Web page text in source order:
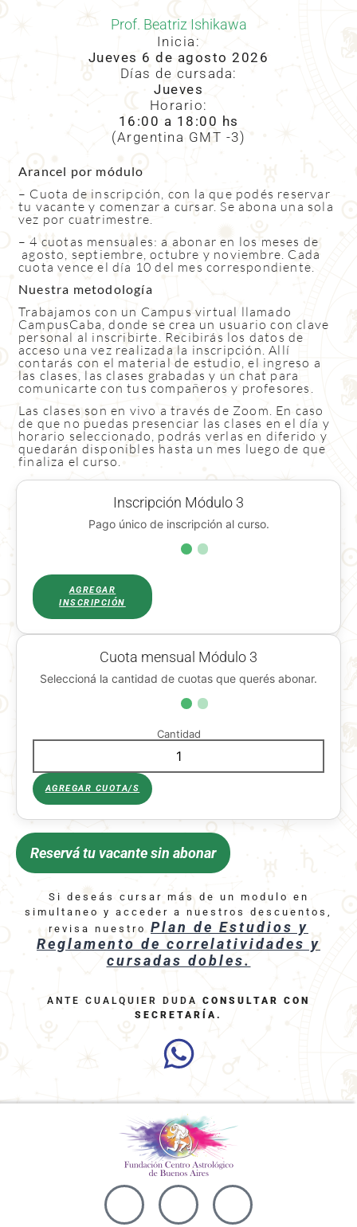
Prof. Beatriz Ishikawa
Inicia:
Jueves 6 de agosto 2026
Días de cursada:
Jueves
Horario:
16:00 a 18:00 hs
(Argentina GMT -3)
Arancel por módulo
– Cuota de inscripción, con la que podés reservar
tu vacante y comenzar a cursar. Se abona una sola
vez por cuatrimestre.
– 4 cuotas mensuales: a abonar en los meses de
agosto, septiembre, octubre y noviembre. Cada
cuota vence el día 10 del mes correspondiente.
Nuestra metodología
Trabajamos con un Campus virtual llamado
CampusCaba, donde se crea un usuario con clave
personal al inscribirte. Recibirás los datos de
acceso una vez realizada la inscripción. Allí
contarás con el material de estudio, el ingreso a
las clases, las clases grabadas y un chat para
comunicarte con tus compañeros y profesores.
Las clases son en vivo a través de Zoom. En caso
de que no puedas presenciar las clases en el día y
horario seleccionado, podrás verlas en diferido y
quedarán disponibles hasta un mes luego de que
finaliza el curso.
Inscripción Módulo 3
Pago único de inscripción al curso.
AGREGAR
INSCRIPCIÓN
Cuota mensual Módulo 3
Seleccioná la cantidad de cuotas que querés abonar.
Cantidad
AGREGAR CUOTA/S
Reservá tu vacante sin abonar
Si deseás cursar más de un modulo en
simultaneo y acceder a nuestros descuentos,
revisa nuestro Plan de Estudios y
Reglamento de correlatividades y
cursadas dobles.
ANTE CUALQUIER DUDA CONSULTAR CON
SECRETARÍA .